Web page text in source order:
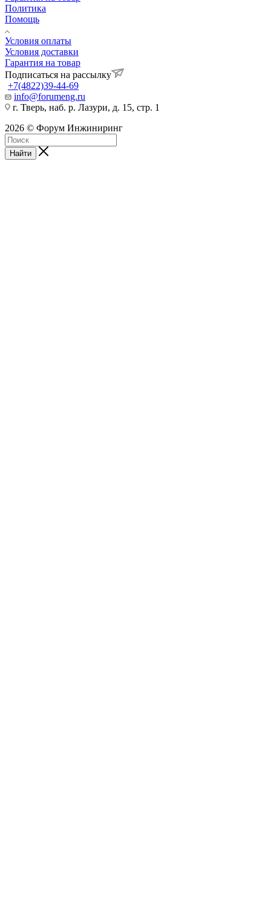
Политика
Помощь
Условия оплаты
Условия доставки
Гарантия на товар
Подписаться на рассылку
+7(4822)39-44-69
info@forumeng.ru
г. Тверь, наб. р. Лазури, д. 15, стр. 1
2026 © Форум Инжиниринг
Найти